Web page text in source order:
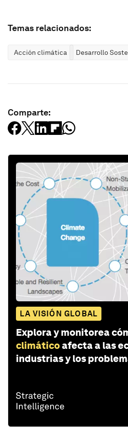
Temas relacionados:
Acción climática Desarrollo
Comparte:
LA VISIÓN GLOBAL
Explora y monitorea
climáticoafecta a las
industrias y los